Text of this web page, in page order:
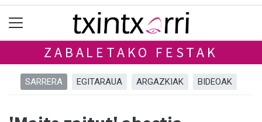
ZABALETAKO FESTAK
SARRERA EGITARAUA ARGAZKIAK BIDEOAK